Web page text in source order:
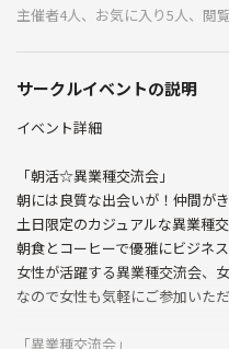
主催者4人、お気に入り5人、閲
サークルイベントの説明
イベント詳細
「朝活☆異業種交流会」
朝には良質な出会いが！仲間が
土日限定のカジュアルな異業種
朝食とコーヒーで優雅にビジネ
女性が活躍する異業種交流会、
なので女性も気軽にご参加いただ
「異業種交流会」